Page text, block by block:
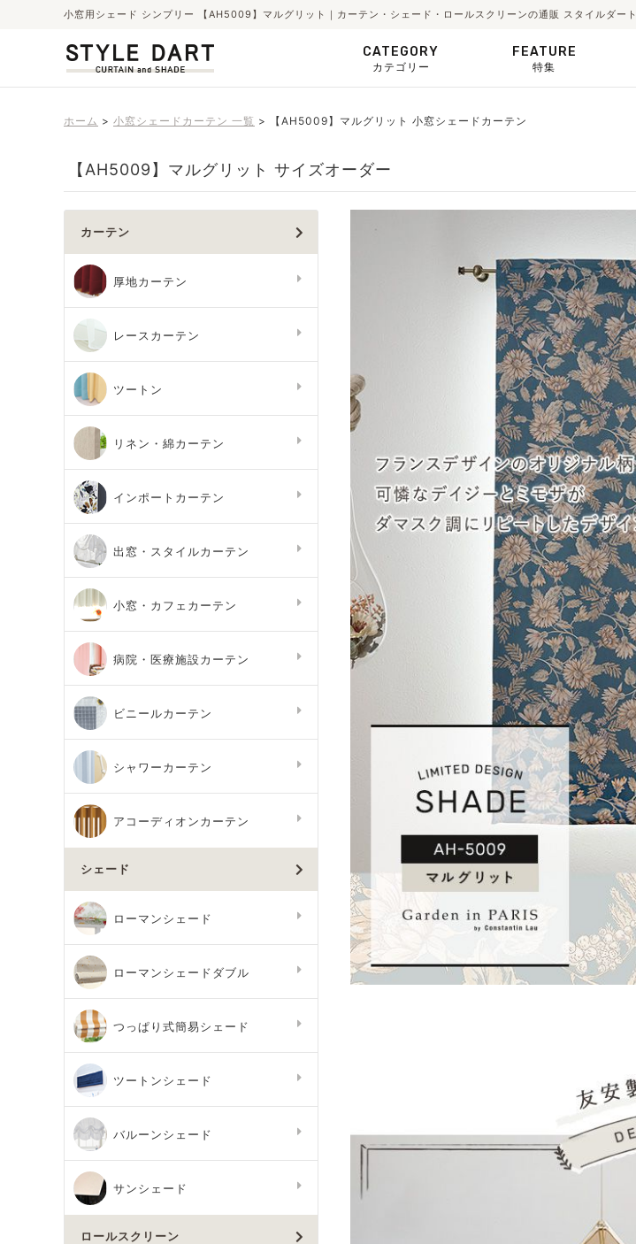
小窓用シェード シンプリー 【AH5009】マルグリット｜カーテン・シェード・ロールスクリーンの通販 スタイルダート
CATEGORY
カテゴリー
FEATURE
特集
ホーム 小窓シェードカーテン 一覧 【AH5009】マルグリット 小窓シェードカーテン
【AH5009】マルグリット サイズオーダー
カーテン
厚地カーテン
レースカーテン
ツートン
リネン・綿カーテン
インポートカーテン
出窓・スタイルカーテン
小窓・カフェカーテン
病院・医療施設カーテン
ビニールカーテン
シャワーカーテン
アコーディオンカーテン
シェード
ローマンシェード
ローマンシェードダブル
つっぱり式簡易シェード
ツートンシェード
バルーンシェード
サンシェード
ロールスクリーン